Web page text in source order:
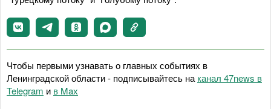
Чтобы первыми узнавать о главных событиях в
Ленинградской области - подписывайтесь на канал 47news в
Telegram и в Maх